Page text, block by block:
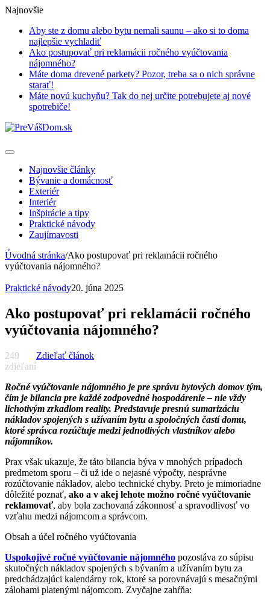
Najnovšie
Aby ste z domu alebo bytu nemali saunu – ako si to doma
najlepšie vychladiť
Ako postupovať pri reklamácii ročného vyúčtovania
nájomného?
Máte doma drevené parkety? Pozor, treba sa o nich správne
starať!
Máte novú kuchyňu? Tak do nej určite potrebujete aj nové
spotrebiče!
Najnovšie články
Bývanie a domácnosť
Exteriér
Interiér
Inšpirácie a tipy
Praktické návody
Zaujímavosti
Úvodná stránka/Ako postupovať pri reklamácii ročného
vyúčtovania nájomného?
Praktické návody20. júna 2025
Ako postupovať pri reklamácii ročného
vyúčtovania nájomného?
249
zdieľaní
Zdieľať článok
Ročné vyúčtovanie nájomného je pre správu bytových domov tým,
čím je bilancia pre každé zodpovedné hospodárenie – nie vždy
lichotivým zrkadlom reality. Predstavuje presnú sumarizáciu
nákladov spojených s užívaním bytu a spoločných častí domu,
ktoré správca rozúčtuje medzi jednotlivých vlastníkov alebo
nájomníkov.
Prax však ukazuje, že táto bilancia býva v mnohých prípadoch
predmetom sporu – či už ide o nejasné výpočty, nesprávne
rozúčtovanie nákladov, alebo technické chyby. Preto je mimoriadne
dôležité poznať, ako a v akej lehote možno ročné vyúčtovanie
reklamovať, aby bola zachovaná zákonnosť a spravodlivosť vo
vzťahu medzi nájomcom a správcom.
Obsah a účel ročného vyúčtovania
Uspokojivé ročné vyúčtovanie nájomného pozostáva zo súpisu
skutočných nákladov spojených s bývaním a užívaním bytu za
predchádzajúci kalendárny rok, ktoré sa porovnávajú s mesačnými
zálohami platenými nájomcom. Zvyčajne zahŕňa: